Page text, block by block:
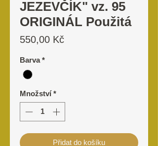
JEZEVČÍK" vz. 95
ORIGINÁL Použitá
550,00 KčCena
Barva *
Množství *
Přidat do košíku